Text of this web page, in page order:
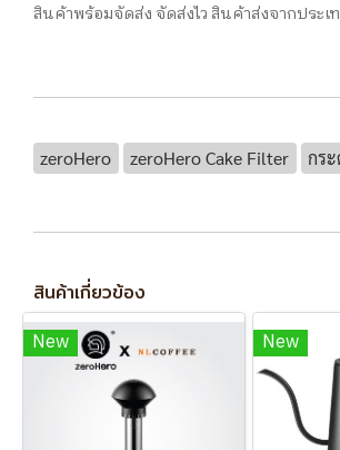
สินค้าพร้อมจัดส่ง จัดส่งไว สินค้าส่งจากประเ
zeroHero zeroHero Cake Filter กร
สินค้าเกี่ยวข้อง
New New